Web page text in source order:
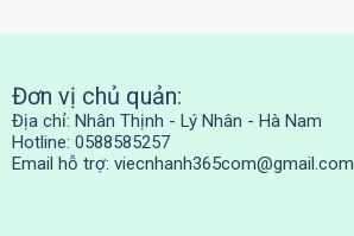
Đơn vị chủ quản:
Địa chỉ: Nhân Thịnh - Lý Nhân - Hà Nam
Hotline: 0588585257
Email hỗ trợ: viecnhanh365com@gmail.com